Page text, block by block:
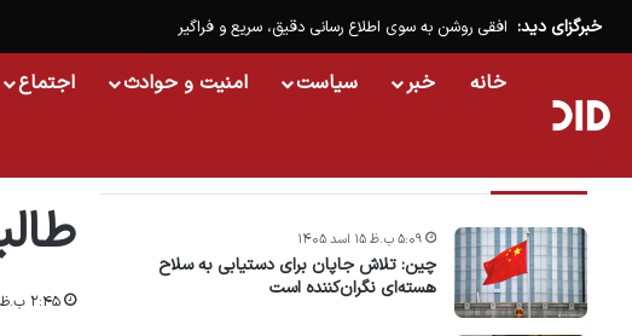
خبرگزای دید: افقی روشن به سوی اطلاع رسانی دقیق، سریع و فراگیر
خانه خبر سیاست امنیت و حوادث اجتماع
۲:۴۵ ب.ظ ۱۸ جوزا ۱۴۰۵
چین: تلاش جاپان برای دستیابی به سلاح
هسته‌ای نگران‌کننده است
۵:۰۹ ب.ظ ۱۵ اسد ۱۴۰۵